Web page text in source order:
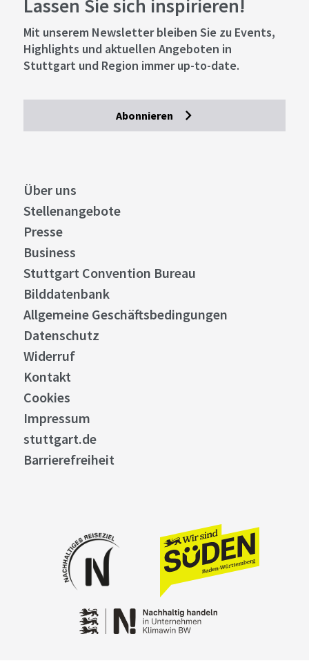
Lassen Sie sich inspirieren!
Mit unserem Newsletter bleiben Sie zu Events,
Highlights und aktuellen Angeboten in
Stuttgart und Region immer up-to-date.
Abonnieren
Über uns
Stellenangebote
Presse
Business
Stuttgart Convention Bureau
Bilddatenbank
Allgemeine Geschäftsbedingungen
Datenschutz
Widerruf
Kontakt
Cookies
Impressum
stuttgart.de
Barrierefreiheit